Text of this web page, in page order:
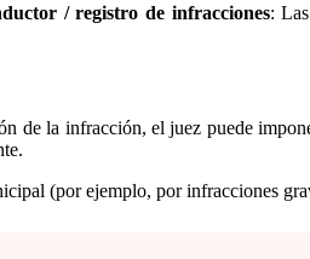
/ registro de infracciones:
de la infracción, el juez puede
(por ejemplo, por infracciones